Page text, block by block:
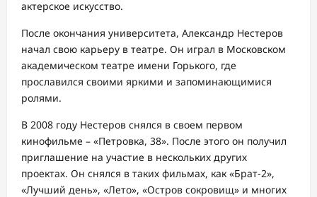
актерское искусство.
После окончания университета, Александр Нестеров
начал свою карьеру в театре. Он играл в Московском
академическом театре имени Горького, где
прославился своими яркими и запоминающимися
ролями.
В 2008 году Нестеров снялся в своем первом
кинофильме – «Петровка, 38». После этого он получил
приглашение на участие в нескольких других
проектах. Он снялся в таких фильмах, как «Брат-2»,
«Лучший день», «Лето», «Остров сокровищ» и многих